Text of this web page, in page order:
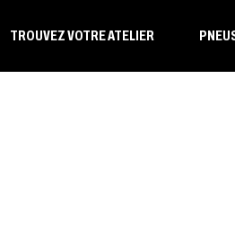
TROUVEZ VOTRE ATELIER